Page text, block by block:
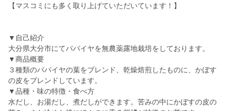
【マスコミにも多く取り上げていただいています！】
▼自己紹介
大分県大分市にてパパイヤを無農薬露地栽培をしております。
▼商品概要
３種類のパパイヤの葉をブレンド、乾燥焙煎したものに、かぼす
の皮をブレンドしています。
▼品種・味の特徴・食べ方
水だし、お湯だし、煮だしができます。苦みの中にかぼすの皮の